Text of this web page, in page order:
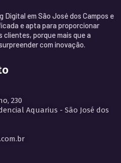
Digital em São José dos Campos e
e apta para proporcionar
clientes, porque mais que a
com inovação.
230
Aquarius - São José dos